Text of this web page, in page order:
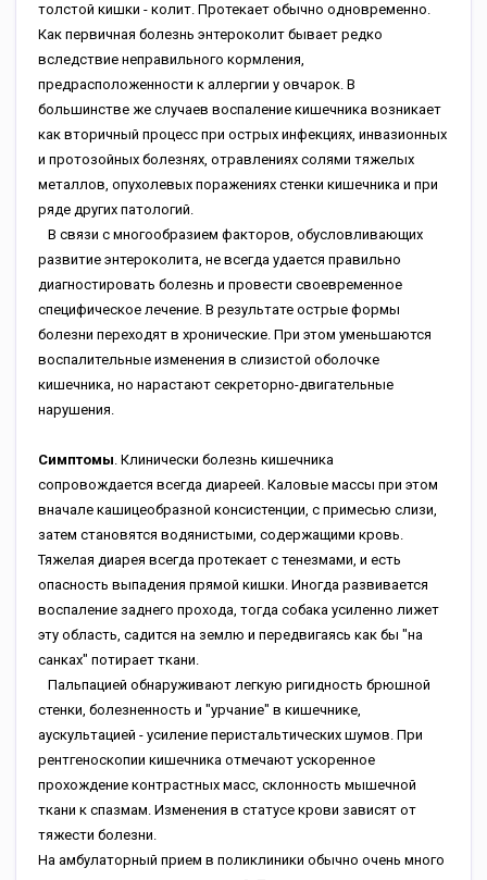
толстой кишки - колит. Протекает обычно одновременно.
Как первичная болезнь энтероколит бывает редко
вследствие неправильного кормления,
предрасположенности к аллергии у овчарок. В
большинстве же случаев воспаление кишечника возникает
как вторичный процесс при острых инфекциях, инвазионных
и протозойных болезнях, отравлениях солями тяжелых
металлов, опухолевых поражениях стенки кишечника и при
ряде других патологий.
В связи с многообразием факторов, обусловливающих
развитие энтероколита, не всегда удается правильно
диагностировать болезнь и провести своевременное
специфическое лечение. В результате острые формы
болезни переходят в хронические. При этом уменьшаются
воспалительные изменения в слизистой оболочке
кишечника, но нарастают секреторно-двигательные
нарушения.
Симптомы. Клинически болезнь кишечника
сопровождается всегда диареей. Каловые массы при этом
вначале кашицеобразной консистенции, с примесью слизи,
затем становятся водянистыми, содержащими кровь.
Тяжелая диарея всегда протекает с тенезмами, и есть
опасность выпадения прямой кишки. Иногда развивается
воспаление заднего прохода, тогда собака усиленно лижет
эту область, садится на землю и передвигаясь как бы "на
санках" потирает ткани.
Пальпацией обнаруживают легкую ригидность брюшной
стенки, болезненность и "урчание" в кишечнике,
аускультацией - усиление перистальтических шумов. При
рентгеноскопии кишечника отмечают ускоренное
прохождение контрастных масс, склонность мышечной
ткани к спазмам. Изменения в статусе крови зависят от
тяжести болезни.
На амбулаторный прием в поликлиники обычно очень много